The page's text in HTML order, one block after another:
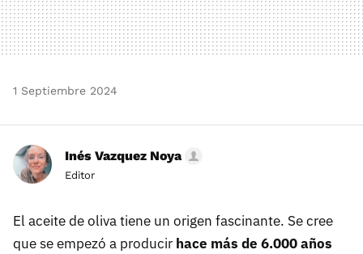
1 Septiembre 2024
Inés Vazquez Noya
Editor
El aceite de oliva tiene un origen fascinante. Se cree
que se empezó a producir hace más de 6.000 años